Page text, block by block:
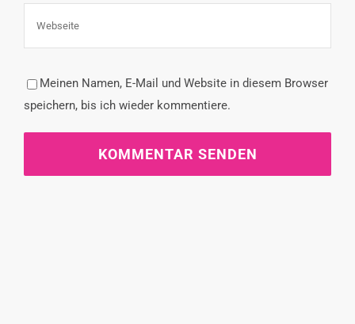
Meinen Namen, E-Mail und Website in diesem Browser
speichern, bis ich wieder kommentiere.